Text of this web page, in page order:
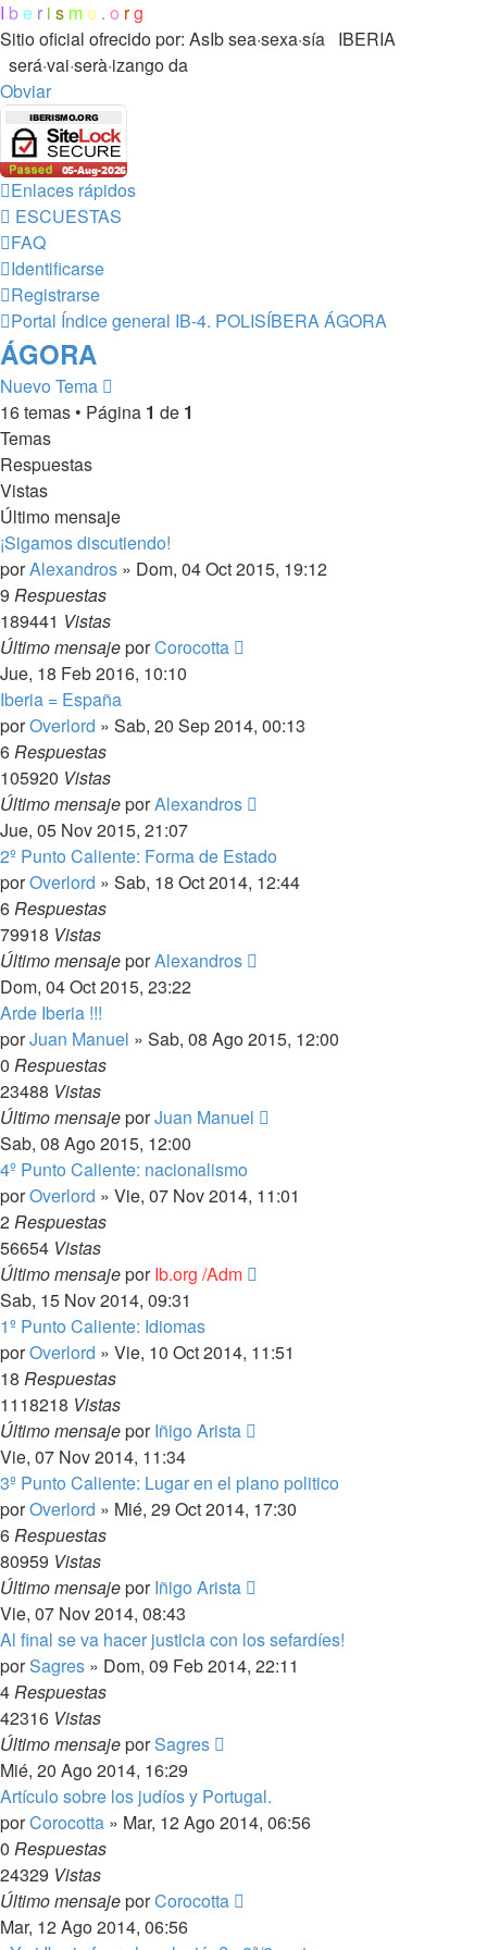
I be r i s mo . o rg
Sitio oficial ofrecido por: AsIbsea·sexa·sía IBERIA
será·vai·serà·izango da
Obviar
Enlaces rápidos
ESCUESTAS
FAQ
Identificarse
Registrarse
Portal Índice general IB-4. POLISÍBERAÁGORA
ÁGORA
Nuevo Tema
16 temas • Página 1 de 1
Temas
Respuestas
Vistas
Último mensaje
¡Sigamos discutiendo!
porAlexandros » Dom, 04 Oct 2015, 19:12
9 Respuestas
189441 Vistas
Último mensajeporCorocotta
Jue, 18 Feb 2016, 10:10
Iberia = España
porOverlord » Sab, 20 Sep 2014, 00:13
6Respuestas
105920 Vistas
Último mensajeporAlexandros
Jue, 05 Nov 2015, 21:07
2º Punto Caliente: Forma de Estado
porOverlord » Sab, 18 Oct 2014, 12:44
6Respuestas
79918 Vistas
Último mensajeporAlexandros
Dom, 04 Oct 2015, 23:22
Arde Iberia !!!
porJuan Manuel » Sab, 08 Ago 2015, 12:00
0 Respuestas
23488 Vistas
Último mensajeporJuan Manuel
Sab, 08 Ago 2015, 12:00
4º Punto Caliente: nacionalismo
porOverlord » Vie, 07 Nov 2014, 11:01
2Respuestas
56654 Vistas
Último mensajeporIb.org /Adm
Sab, 15 Nov 2014, 09:31
1º Punto Caliente: Idiomas
porOverlord » Vie, 10 Oct 2014, 11:51
18 Respuestas
1118218 Vistas
Último mensajeporIñigo Arista
Vie, 07 Nov 2014, 11:34
3º Punto Caliente: Lugar en el plano politico
porOverlord » Mié, 29 Oct 2014, 17:30
6Respuestas
80959 Vistas
Último mensajeporIñigo Arista
Vie, 07 Nov 2014, 08:43
Al final se va hacer justicia con los sefardíes!
porSagres » Dom, 09 Feb 2014, 22:11
4Respuestas
42316 Vistas
Último mensajeporSagres
Mié, 20 Ago 2014, 16:29
Artículo sobre los judíos y Portugal.
porCorocotta » Mar, 12 Ago 2014, 06:56
0 Respuestas
24329 Vistas
Último mensajeporCorocotta
Mar, 12 Ago 2014, 06:56